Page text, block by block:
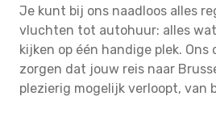
Je kunt bij ons naadloos alles
vluchten tot autohuur: alles
kijken op één handige plek. Ons
zorgen dat jouw reis naar
plezierig mogelijk verloopt, van